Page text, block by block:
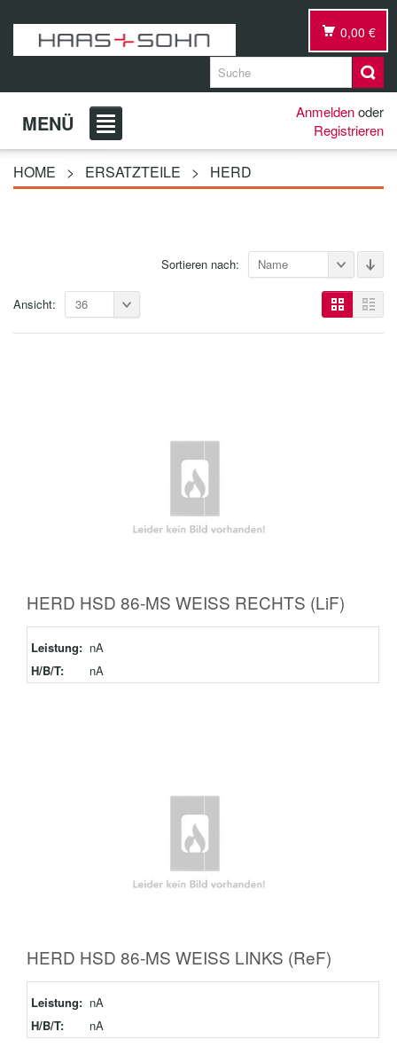
0,00 €
MENÜ Anmeldenoder
Registrieren
HOME > ERSATZTEILE > HERD
Sortieren nach: Name
Ansicht: 36
HERD HSD 86-MS WEISS RECHTS (LiF)
Leistung: nA
H/B/T:
nA
HERD HSD 86-MS WEISS LINKS (ReF)
Leistung: nA
H/B/T:
nA